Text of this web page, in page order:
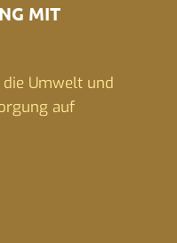
MIT
Umwelt und
auf